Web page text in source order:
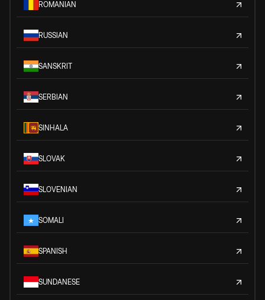
ROMANIAN
RUSSIAN
SANSKRIT
SERBIAN
SINHALA
SLOVAK
SLOVENIAN
SOMALI
SPANISH
SUNDANESE